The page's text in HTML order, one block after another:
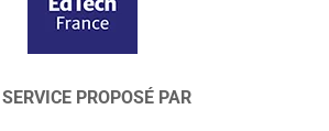
PROPOSÉ PAR